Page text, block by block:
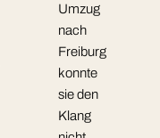
Umzug
nach
Freiburg
konnte
sie den
Klang